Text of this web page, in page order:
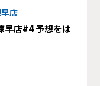
店
早店#4 予想をは